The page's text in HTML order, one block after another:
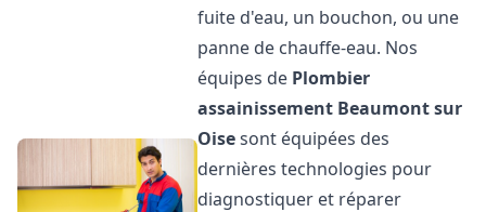
fuite d'eau, un bouchon, ou une
panne de chauffe-eau. Nos
équipes de Plombier
assainissement Beaumont sur
Oisesont équipées des
dernières technologies pour
diagnostiquer et réparer